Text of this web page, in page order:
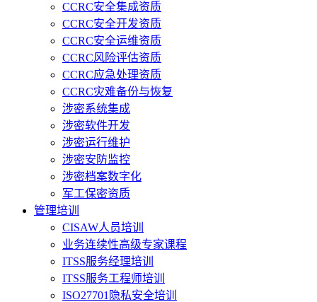
CCRC安全集成资质
CCRC安全开发资质
CCRC安全运维资质
CCRC风险评估资质
CCRC应急处理资质
CCRC灾难备份与恢复
涉密系统集成
涉密软件开发
涉密运行维护
涉密安防监控
涉密档案数字化
军工保密资质
管理培训
CISAW人员培训
业务连续性高级专家课程
ITSS服务经理培训
ITSS服务工程师培训
ISO27701隐私安全培训